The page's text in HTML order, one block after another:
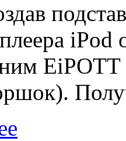
iPod
EiPOTT